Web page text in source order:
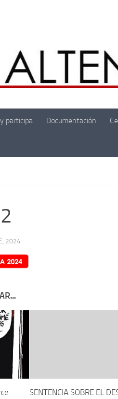
participa Documentación
2024
SENTENCIA SOBRE EL